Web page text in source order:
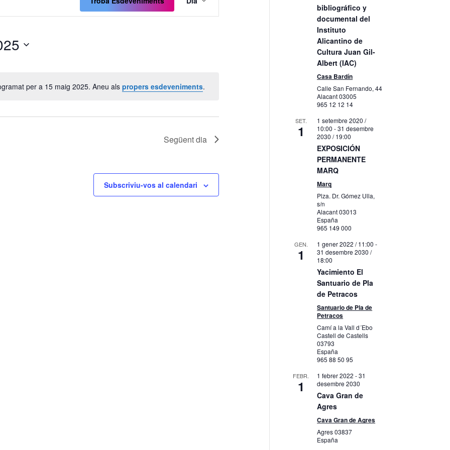
Avís
per a 15 maig 2025. Aneu alspropers esdeveniments.
Següent dia
Subscriviu-vos al calendari
bibliográfico y
documental del
Instituto
Alicantino de
Cultura Juan Gil-
Albert (IAC)
Casa Bardín
Calle San Fernando, 44
Alacant03005
965 12 12 14
SET.
1
1 setembre 2020 /
10:00 -31 desembre
2030 / 19:00
EXPOSICIÓN
PERMANENTE
MARQ
Marq
Plza. Dr. Gómez Ulla,
s/n
Alacant03013
España
965 149 000
GEN.
1
1 gener 2022 / 11:00 -
31 desembre 2030 /
18:00
Yacimiento El
Santuario de Pla
de Petracos
Santuario de Pla de
Petracos
Camí a la Vall d´Ebo
Castell de Castells
03793
España
965 88 50 95
FEBR.
1
1 febrer 2022 -31
desembre 2030
Cava Gran de
Agres
Cava Gran de Agres
Agres03837
España